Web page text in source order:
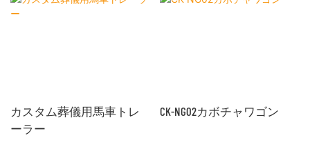
カスタム葬儀用馬車トレ
ーラー
CK-NG02カボチャワゴン